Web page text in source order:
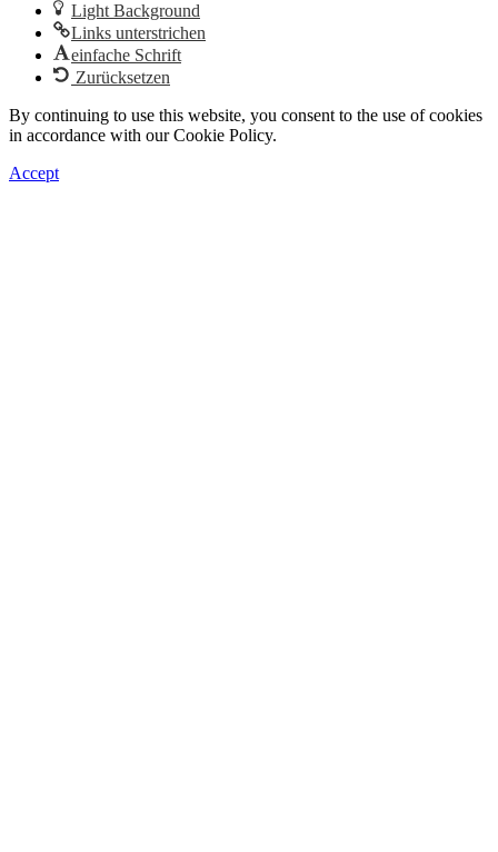
Light Background
Links unterstrichen
einfache Schrift
Zurücksetzen
By continuing to use this website, you consent to the use of cookies
in accordance with our Cookie Policy.
Accept